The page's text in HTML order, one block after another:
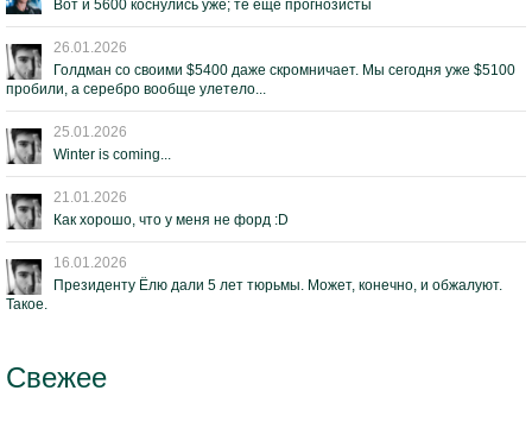
Вот и 5600 коснулись уже; те ещё прогнозисты
26.01.2026
Голдман со своими $5400 даже скромничает. Мы сегодня уже $5100
пробили, а серебро вообще улетело...
25.01.2026
Winter is coming...
21.01.2026
Как хорошо, что у меня не форд :D
16.01.2026
Президенту Ёлю дали 5 лет тюрьмы. Может, конечно, и обжалуют.
Такое.
Свежее